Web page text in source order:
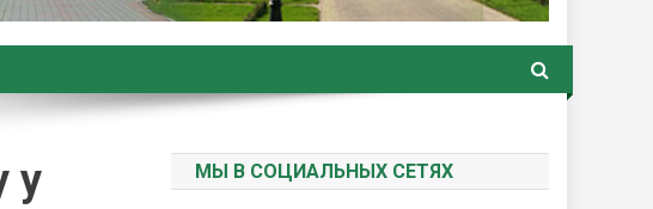
газета
у
МЫ В СОЦИАЛЬНЫХ СЕТЯХ